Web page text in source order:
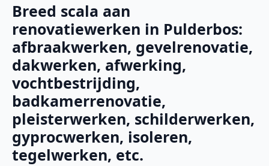
Breed scala aan
renovatiewerken in Pulderbos:
afbraakwerken, gevelrenovatie,
dakwerken, afwerking,
vochtbestrijding,
badkamerrenovatie,
pleisterwerken, schilderwerken,
gyprocwerken, isoleren,
tegelwerken, etc.